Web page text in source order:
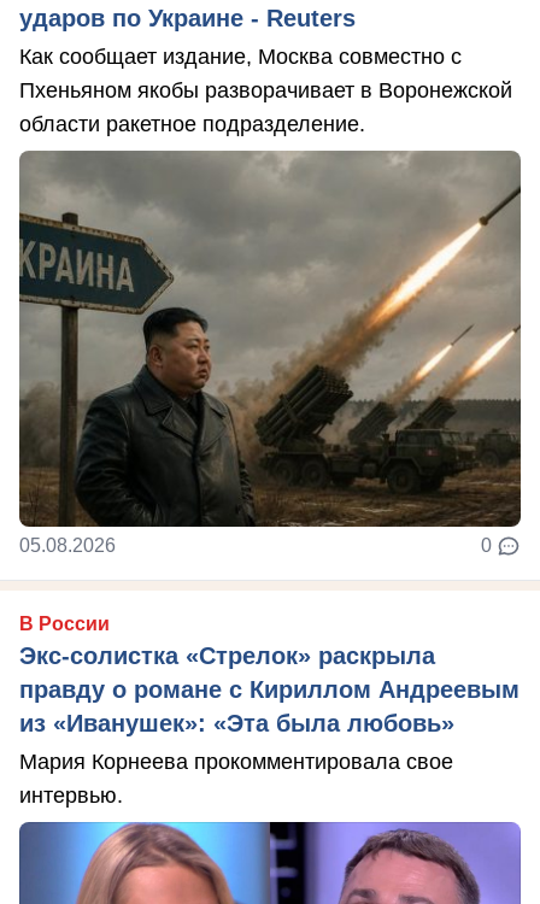
ударов по Украине - Reuters
Как сообщает издание, Москва совместно с
Пхеньяном якобы разворачивает в Воронежской
области ракетное подразделение.
05.08.2026 0
В России
Экс-солистка «Стрелок» раскрыла
правду о романе с Кириллом Андреевым
из «Иванушек»: «Эта была любовь»
Мария Корнеева прокомментировала свое
интервью.